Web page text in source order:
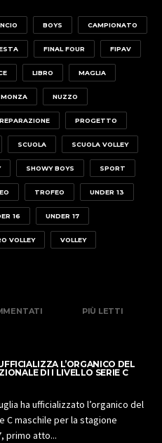
BOYS CAMPIONATO
FINAL FOUR FIPAV
LIBRO MAGLIA
MONZA NUZZO
PROGETTO
SCUOLA SCUOLA VOLLEY
SHOWY BOYS SPORT
TROFEO UNDER 13
16 UNDER 17
VOLLEY VOLLEY
PIÙ LETTI
L’ORGANICO DEL
DI I LIVELLO SERIE C
ha ufficializzato l’organico del
C maschile per la stagione
primo atto...